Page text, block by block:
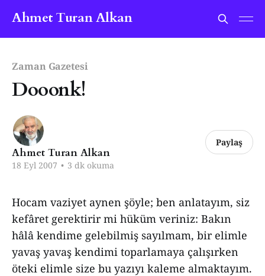
Ahmet Turan Alkan
Zaman Gazetesi
Dooonk!
Ahmet Turan Alkan
18 Eyl 2007 • 3 dk okuma
Paylaş
Hocam vaziyet aynen şöyle; ben anlatayım, siz
kefâret gerektirir mi hüküm veriniz: Bakın
hâlâ kendime gelebilmiş sayılmam, bir elimle
yavaş yavaş kendimi toparlamaya çalışırken
öteki elimle size bu yazıyı kaleme almaktayım.